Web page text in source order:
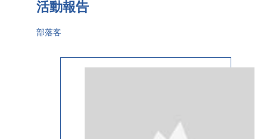
活動報告
部落客